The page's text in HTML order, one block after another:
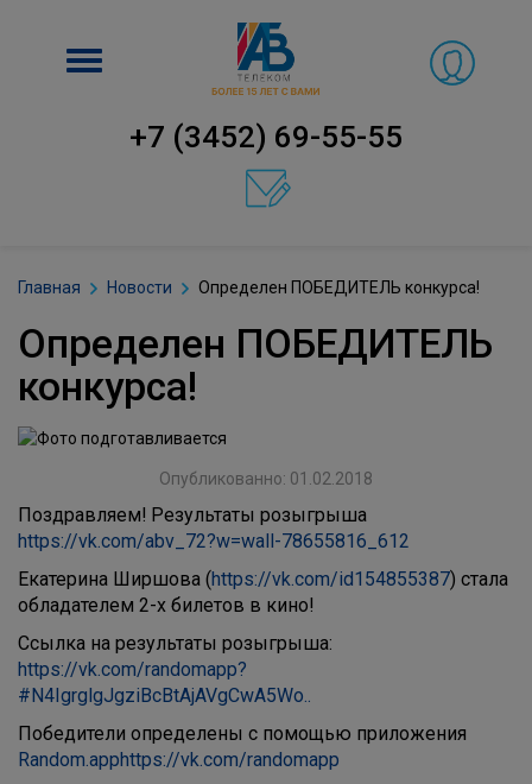
Включить
+7 (3452) 69-55-55
Главная Новости Определен ПОБЕДИТЕЛЬ конкурса!
Определен ПОБЕДИТЕЛЬ
конкурса!
Опубликованно: 01.02.2018
Поздравляем! Результаты розыгрыша
https://vk.com/abv_72?w=wall-78655816_612
Екатерина Ширшова (https://vk.com/id154855387) стала
обладателем 2-х билетов в кино!
Ссылка на результаты розыгрыша:
https://vk.com/randomapp?
#N4IgrglgJgziBcBtAjAVgCwA5Wo..
Победители определены с помощью приложения
Random.apphttps://vk.com/randomapp